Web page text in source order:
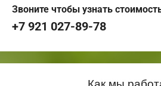
Звоните чтобы узнать
+7 921 027-89-78
Как мы